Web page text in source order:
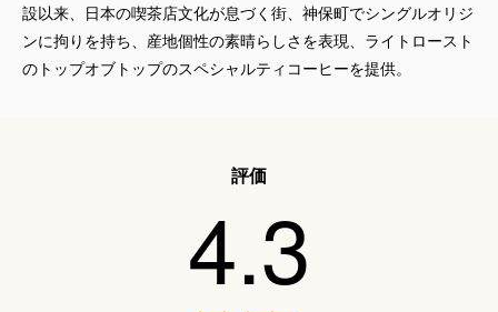
設以来、日本の喫茶店文化が息づく街、神保町でシングルオリジ
ンに拘りを持ち、産地個性の素晴らしさを表現、ライトロースト
のトップオブトップのスペシャルティコーヒーを提供。
評価
4.3